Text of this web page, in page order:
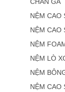
NỆM CAO
NỆM CAO
NỆM
NỆM LÒ
NỆM
NỆM CAO